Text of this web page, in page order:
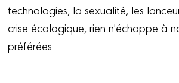
technologies, la sexualité, les
crise écologique, rien n'échappe à
préférées.